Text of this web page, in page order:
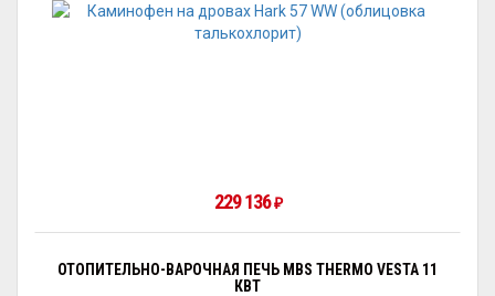
229 136₽
ОТОПИТЕЛЬНО-ВАРОЧНАЯ ПЕЧЬ MBS THERMO VESTA 11
КВТ